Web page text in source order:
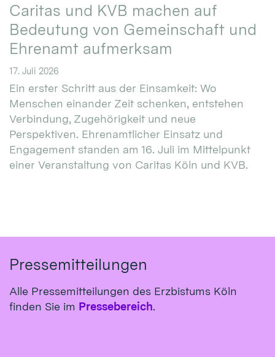
Caritas und KVB machen auf
Bedeutung von Gemeinschaft und
Ehrenamt aufmerksam
17. Juli 2026
Ein erster Schritt aus der Einsamkeit: Wo
Menschen einander Zeit schenken, entstehen
Verbindung, Zugehörigkeit und neue
Perspektiven. Ehrenamtlicher Einsatz und
Engagement standen am 16. Juli im Mittelpunkt
einer Veranstaltung von Caritas Köln und KVB.
Pressemitteilungen
Alle Pressemitteilungen des Erzbistums Köln
finden Sie im Pressebereich.